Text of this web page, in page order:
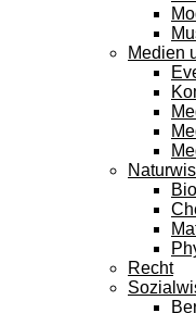
Medien
Recht